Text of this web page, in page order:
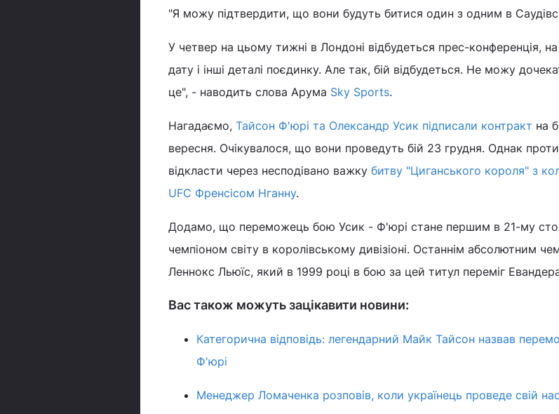
"Я можу підтвердити, що вони будуть битися один з одним в
У четвер на цьому тижні в Лондоні відбудеться прес-конференція, на
дату і інші деталі поєдинку. Але так, бій відбудеться. Не можу
це", - наводить слова Арума Sky Sports.
Нагадаємо, Тайсон Ф'юрі та Олександр Усик підписали контракт на
вересня. Очікувалося, що вони проведуть бій 23 грудня. Однак
відкласти через несподівано важку битву "Циганського короля" з
UFC Френсісом Нганну.
Додамо, що переможець бою Усик - Ф'юрі стане першим в 21-му
чемпіоном світу в королівському дивізіоні. Останнім абсолютним
Леннокс Льюїс, який в 1999 році в бою за цей титул переміг
Вас також можуть зацікавити новини:
Категорична відповідь: легендарний Майк Тайсон назвав
Ф'юрі
Менеджер Ломаченка розповів, коли українець проведе свій